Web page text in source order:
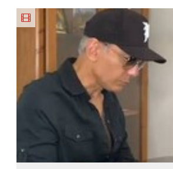
23 روزه
ساخت!
بازار ایران